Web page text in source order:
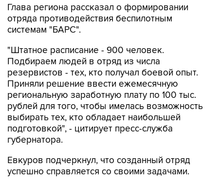
Глава региона рассказал о формировании
отряда противодействия беспилотным
системам "БАРС".
"Штатное расписание - 900 человек.
Подбираем людей в отряд из числа
резервистов - тех, кто получал боевой опыт.
Приняли решение ввести ежемесячную
региональную заработную плату по 100 тыс.
рублей для того, чтобы имелась возможность
выбирать тех, кто обладает наибольшей
подготовкой", - цитирует пресс-служба
губернатора.
Евкуров подчеркнул, что созданный отряд
успешно справляется со своими задачами.